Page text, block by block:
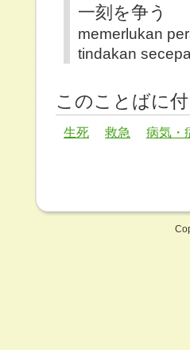
一刻を争う
memerlukan
tindakan
このことばに
生死 救急 病気・